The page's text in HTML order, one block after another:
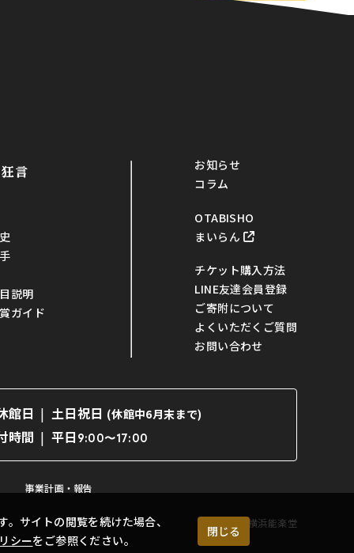
サイトの閲覧を続けた場合、
シーをご参照ください。
閉じる
狂言
説明
ガイド
お知らせ
コラム
OTABISHO
まいらん
チケット購入方法
LINE友達会員登録
ご寄附について
よくいただくご質問
お問い合わせ
館日 土日祝日 (休館中6月末まで)
時間 平日 9:00〜17:00
事業計画・報告
©横浜能楽堂